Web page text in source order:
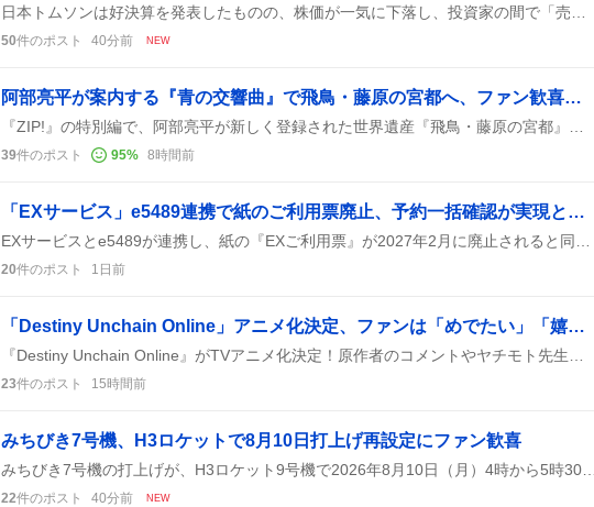
50件のポスト 40分前 NEW
阿部亮平が案内する『青の交響曲』で飛鳥・藤原の宮都へ、ファン歓喜の特別ZIP!放送
39件のポスト 95% 8時間前
「EXサービス」e5489連携で紙のご利用票廃止、予約一括確認が実現とユーザー歓喜
20件のポスト 1日前
「Destiny Unchain Online」アニメ化決定、ファンは「めでたい」「嬉しい」声
23件のポスト 15時間前
みちびき7号機、H3ロケットで8月10日打上げ再設定にファン歓喜
22件のポスト 40分前 NEW